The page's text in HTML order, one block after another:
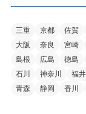
三重 京都 佐賀
大阪
奈良 宮崎
島根
広島 徳島
石川
神奈川 福井
青森
静岡 香川